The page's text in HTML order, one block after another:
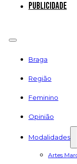
Publicidade
Braga
Região
Feminino
Opinião
Modalidades
Artes